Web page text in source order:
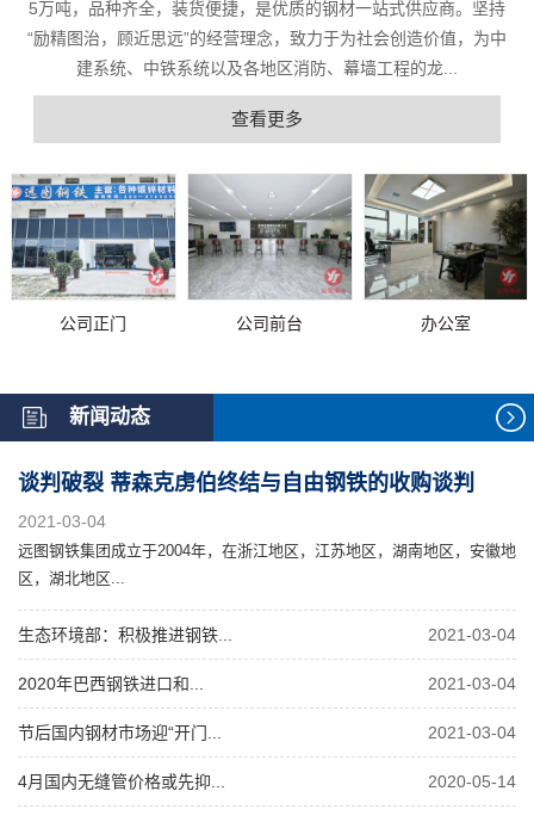
5万吨，品种齐全，装货便捷，是优质的钢材一站式供应商。坚持
“励精图治，顾近思远”的经营理念，致力于为社会创造价值，为中
建系统、中铁系统以及各地区消防、幕墙工程的龙...
查看更多
公司正门 公司前台 办公室
新闻动态
谈判破裂 蒂森克虏伯终结与自由钢铁的收购谈判
2021-03-04
远图钢铁集团成立于2004年，在浙江地区，江苏地区，湖南地区，安徽地
区，湖北地区...
生态环境部：积极推进钢铁... 2021-03-04
2020年巴西钢铁进口和... 2021-03-04
节后国内钢材市场迎“开门... 2021-03-04
4月国内无缝管价格或先抑... 2020-05-14